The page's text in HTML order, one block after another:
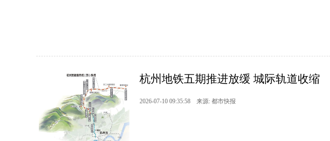
杭州地铁五期推进放缓 城际轨道收缩
2026-07-10 09:35:58 来源: 都市快报